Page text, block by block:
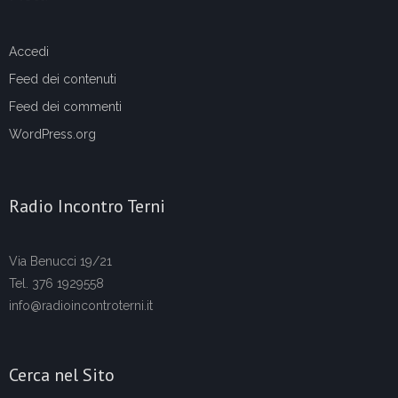
Accedi
Feed dei contenuti
Feed dei commenti
WordPress.org
Radio Incontro Terni
Via Benucci 19/21
Tel. 376 1929558
info@radioincontroterni.it
Cerca nel Sito